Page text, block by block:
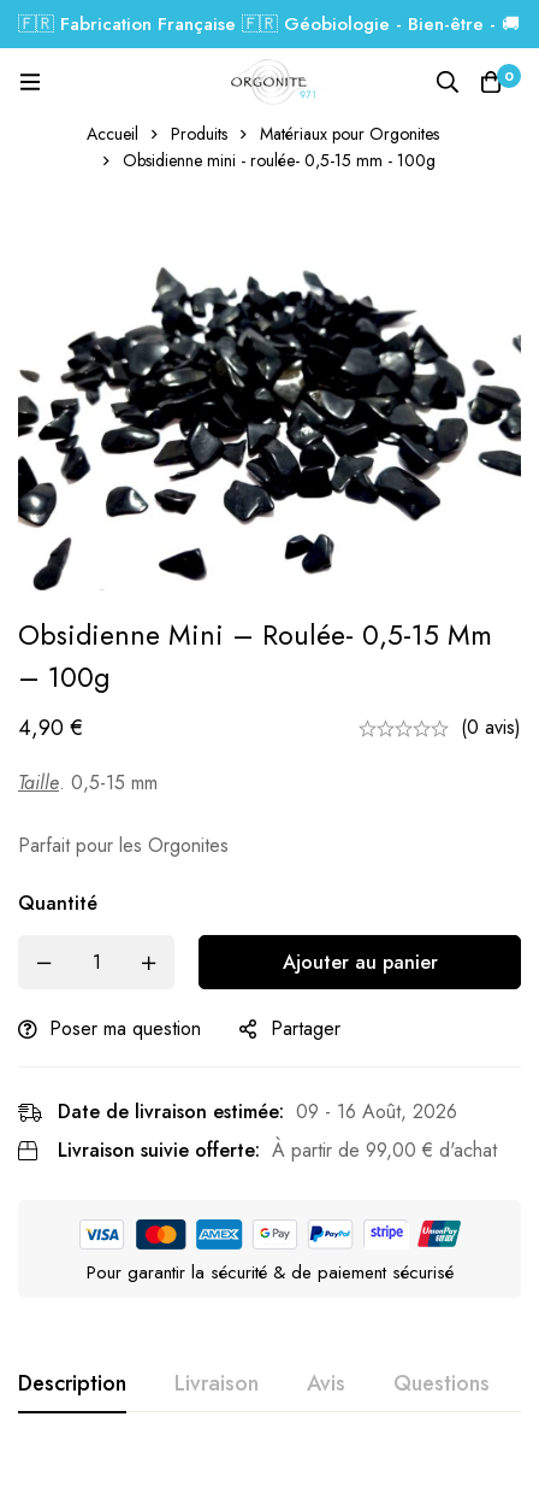
🇫🇷 Fabrication Française 🇫🇷 Géobiologie - Bien-être - 🚚
Livraison GRATUITE dés 99€.
0
Accueil Produits
Matériaux pour Orgonites
Obsidienne mini - roulée- 0,5-15 mm - 100g
Obsidienne Mini – Roulée- 0,5-15 Mm
– 100g
4,90€
(0 avis)
Taille. 0,5-15 mm
Parfait pour les Orgonites
Quantité
Ajouter au panier
Poser ma question Partager
Date de livraison estimée: 09 - 16 Août, 2026
Livraison suivie offerte: À partir de 99,00 € d'achat
Pour garantir la sécurité & de paiement sécurisé
Description Livraison Avis Questions